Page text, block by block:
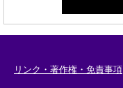
リンク・著作権・免責事項